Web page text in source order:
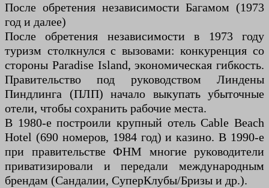
После обретения независимости Багамом (1973
год и далее)
После обретения независимости в 1973 году
туризм столкнулся с вызовами: конкуренция со
стороны Paradise Island, экономическая гибкость.
Правительство под руководством Линдены
Пиндлинга (ПЛП) начало выкупать убыточные
отели, чтобы сохранить рабочие места.
В 1980-е построили крупный отель Cable Beach
Hotel (690 номеров, 1984 год) и казино. В 1990-е
при правительстве ФНМ многие руководители
приватизировали и передали международным
брендам (Сандалии, СуперКлубы/Бризы и др.).